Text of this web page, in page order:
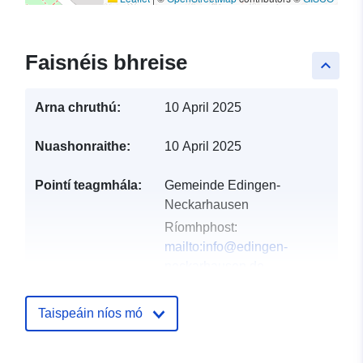
keyboard_arrow_up
Faisnéis bhreise
Arna chruthú: 10 April 2025
Nuashonraithe: 10 April 2025
Pointí teagmhála:
Gemeinde Edingen-
Neckarhausen
Ríomhphost:
mailto:info@edingen-
68535, Deutschland
Taispeáin níos mó